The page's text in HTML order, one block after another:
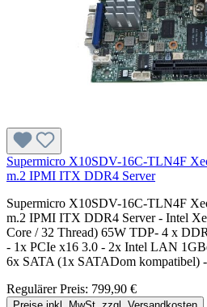
Supermicro X10SDV-16C-TLN4F
m.2 IPMI ITX DDR4 Server
Supermicro X10SDV-16C-TLN4F
m.2 IPMI ITX DDR4 Server - Intel
Core / 32 Thread) 65W TDP- 4 x
- 1x PCIe x16 3.0 - 2x Intel LAN
6x SATA (1x SATADom kompatibel)
Regulärer Preis: 799,90 €